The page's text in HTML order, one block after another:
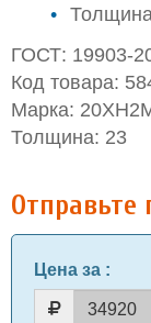
ГОСТ: 19903-
Код товара:
Марка:
Толщина: 23
Отправьте
Цена за :